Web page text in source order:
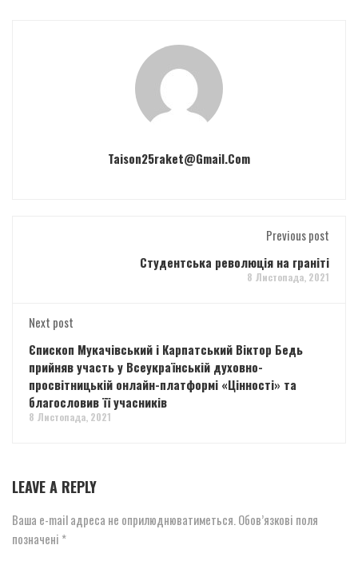
Taison25raket@gmail.com
Previous post
Студентська революція на граніті
8 Листопада, 2021
Next post
Єпископ Мукачівський і Карпатський Віктор Бедь
прийняв участь у Всеукраїнській духовно-
просвітницькій онлайн-платформі «Цінності» та
благословив її учасників
8 Листопада, 2021
LEAVE A REPLY
Ваша e-mail адреса не оприлюднюватиметься. Обов’язкові поля
позначені *